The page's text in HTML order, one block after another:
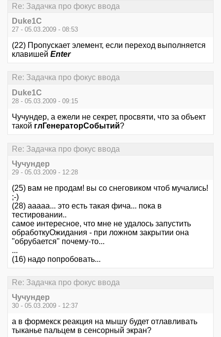
Re: Задачка про фокус ввода
Duke1C
27 - 05.03.2009 - 08:53
(22) Пропускает элемент, если переход выполняется
клавишей Enter
Re: Задачка про фокус ввода
Duke1C
28 - 05.03.2009 - 09:15
Чучундер, а ежели не секрет, просвяти, что за объект
такой глГенераторСобытий?
Re: Задачка про фокус ввода
Чучундер
29 - 05.03.2009 - 12:28
(25) вам не продам! вы со снеговиком чтоб мучались!
;-)
(28) ааааа... это есть такая фича... пока в
тестировании..
самое интересное, что мне не удалось запустить
обработкуОжидания - при ложном закрытии она
"обрубается" почему-то...
...
(16) надо попробовать...
Re: Задачка про фокус ввода
Чучундер
30 - 05.03.2009 - 12:37
а в формекск реакция на мышу будет отлавливать
тыканье пальцем в сенсорный экран?